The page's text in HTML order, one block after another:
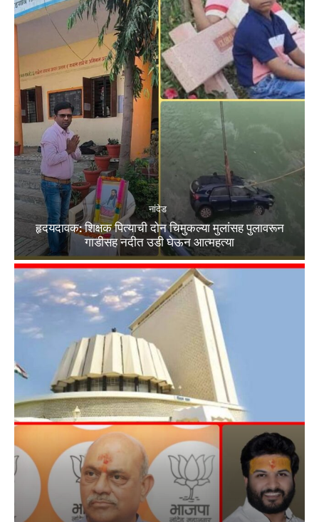
नांदेड
हृदयदावक: शिक्षक पित्याची दोन चिमुकल्या मुलांसह पुलावरून
गाडीसह नदीत उडी घेऊन आत्महत्या